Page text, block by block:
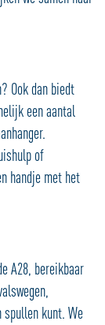
Ook dan biedt
een aantal
of
handje met het
A28, bereikbaar
spullen kunt. We